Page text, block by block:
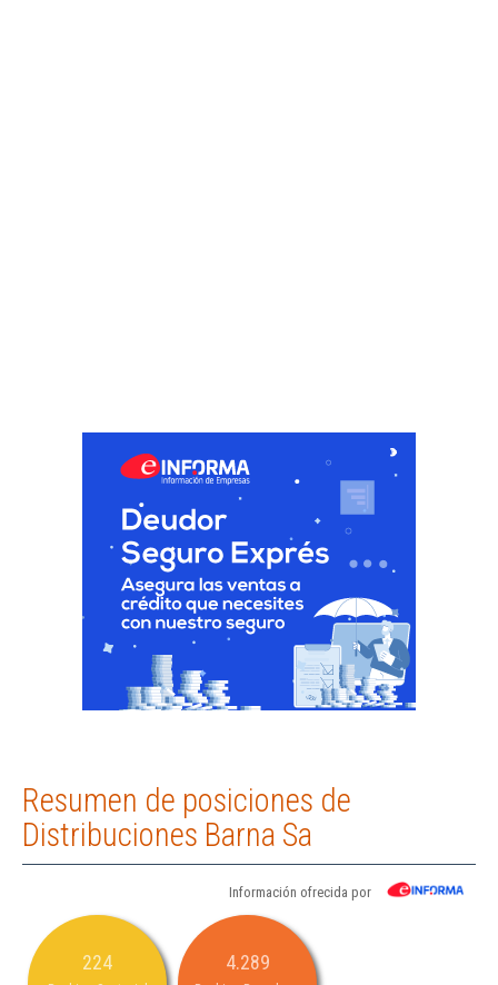
Resumen de posiciones de
Distribuciones Barna Sa
Información ofrecida por
224 4.289